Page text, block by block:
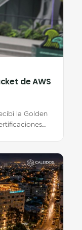
de AWS
la Golden